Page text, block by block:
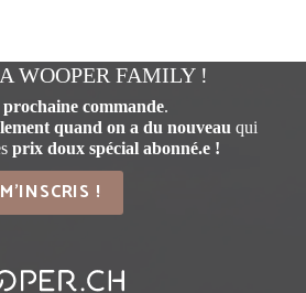
WOOPER FAMILY !
commande.
quand on a du nouveau qui
prix doux spécial abonné.e !
!